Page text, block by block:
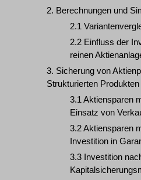
2. Berechnungen und
2.1
2.2 Einfluss der
reinen
3. Sicherung von
Strukturierten Produkten
3.1 Aktiensparen
Einsatz von
3.2 Aktiensparen
Investition in
3.3 Investition